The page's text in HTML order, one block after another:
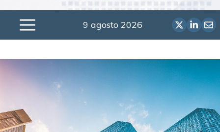
Menú
9 agosto 2026